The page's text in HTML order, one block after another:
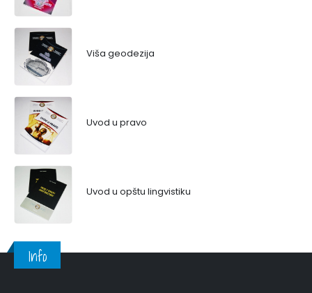
Viša geodezija
Uvod u pravo
Uvod u opštu lingvistiku
Info